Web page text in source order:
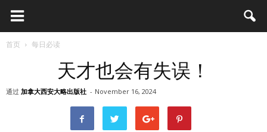
首页 每日必读
天才也会有失误！
通过 加拿大西安大略出版社 - November 16, 2024